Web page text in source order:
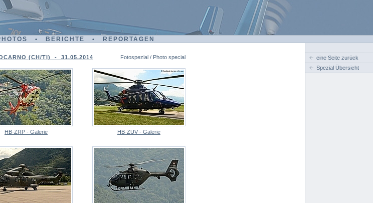
• BERICHTE • REPORTAGEN
(CH/TI) - 31.05.2014 Fotospezial / Photo special
HB-ZRP - Galerie HB-ZUV - Galerie
eine Seite zurück
Spezial Übersicht